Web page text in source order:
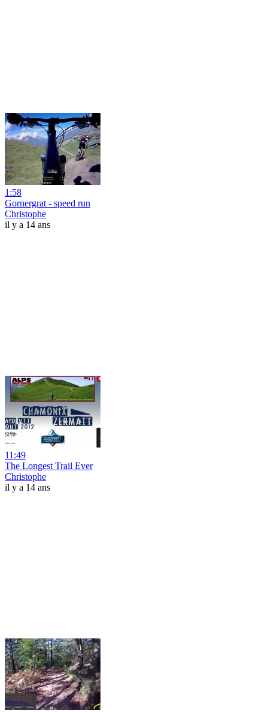
1:58
Gornergrat - speed run
Christophe
il y a 14 ans
11:49
The Longest Trail Ever
Christophe
il y a 14 ans